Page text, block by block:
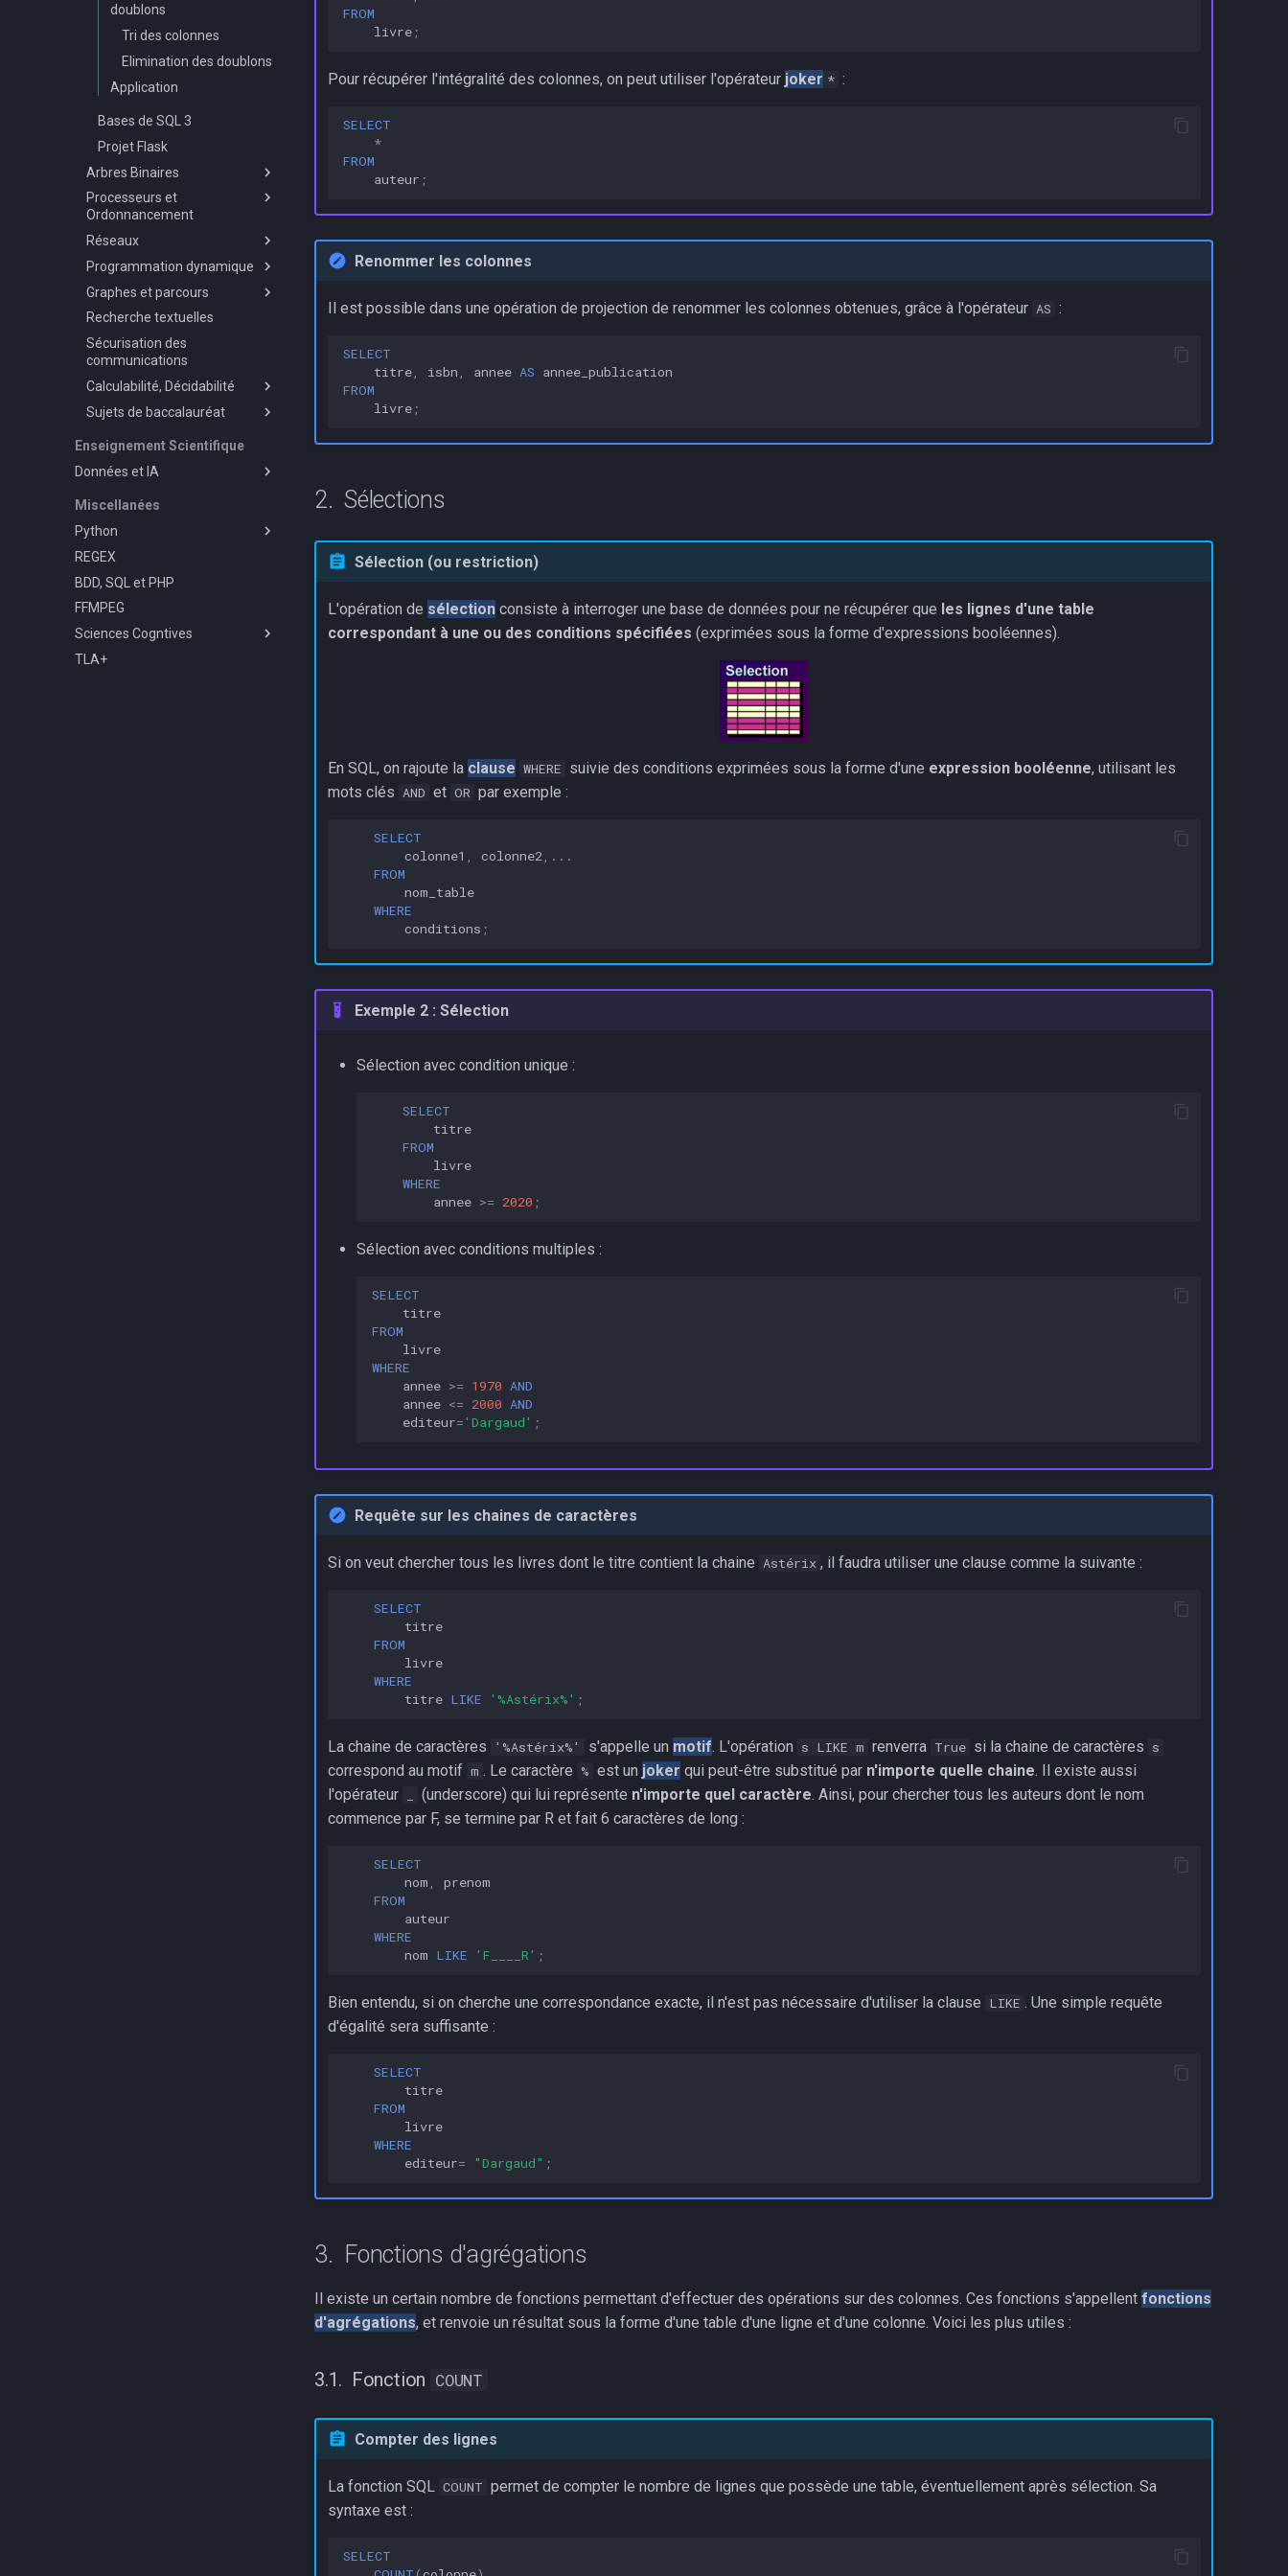
doublons
Tri des colonnes
Elimination des doublons
Application
Bases de SQL 3
Projet Flask
Arbres Binaires
Définition et propriétés des
arbres binaires
Arbres Binaires de
Implémentation des ABR
Equilibrage des ABR : les AVL
Processeurs et
Ordonnancement
Les SOCs
Système d'exploitation Linux
Gestion des Processus
Ordonnancement des
processus
Interblocage
Réseaux
Notion de routage
Protocoles RIP
Protocole OSPF
Programmation dynamique
Principes et exemples
Alignements de séquences
Graphes et parcours
Notion de Graphe
Les graphes en Python
Parcours de Graphes
Recherche textuelles
Sécurisation des
communications
Calculabilité, Décidabilité
Calculabilité
Décidabilité
Sujets de baccalauréat
Épreuves Écrites
2024 Métropole J1
Enseignement Scientifique
Données et IA
Histoire
Stockage des données : TP
TP Apprentissage Supervisé
Miscellanées
Python
Le langage
Manipulation des fichiers
textes
Flask
MkDocs
Commandes de base
Pyodide
Manim
Pygame
REGEX
BDD, SQL et PHP
FFMPEG
Sciences Cogntives
Mémorisation
TLA+
FROM
livre;
Pour récupérer l'intégralité des colonnes, on peut utiliser l'opérateur joker * :
SELECT
*
FROM
auteur ;
Renommer les colonnes
Il est possible dans une opération de projection de renommer les colonnes obtenues, grâce à l'opérateur AS :
SELECT
titre, isbn , annee AS annee_publication
FROM
livre;
Sélections
Sélection (ou restriction)
L'opération de sélectionconsiste à interroger une base de données pour ne récupérer que les lignes d'une table
correspondant à une ou des conditions spécifiées (exprimées sous la forme d'expressions booléennes).
En SQL, on rajoute la clause WHERE suivie des conditions exprimées sous la forme d'une expression booléenne, utilisant les
mots clés AND et OR par exemple :
SELECT
colonne1 , colonne2,...
FROM
nom_table
WHERE
conditions ;
Exemple 2 : Sélection
Sélection avec condition unique :
SELECT
titre
FROM
livre
WHERE
annee >= 2020 ;
Sélection avec conditions multiples :
SELECT
titre
FROM
livre
WHERE
annee >= 1970 AND
annee <= 2000 AND
editeur='Dargaud' ;
Requête sur les chaines de caractères
Si on veut chercher tous les livres dont le titre contient la chaine Astérix , il faudra utiliser une clause comme la suivante :
SELECT
titre
FROM
livre
WHERE
titre LIKE '%Astérix%' ;
La chaine de caractères '%Astérix%' s'appelle un motif . L'opération s LIKE m renverra True si la chaine de caractères s
correspond au motif m . Le caractère % est un joker qui peut-être substitué par n'importe quelle chaine . Il existe aussi
l'opérateur
(underscore) qui lui représente n'importe quel caractère . Ainsi, pour chercher tous les auteurs dont le nom
commence par F, se termine par R et fait 6 caractères de long :
SELECT
nom ,
prenom
FROM
auteur
WHERE
nom LIKE 'F____R' ;
Bien entendu, si on cherche une correspondance exacte, il n'est pas nécessaire d'utiliser la clause LIKE
. Une simple requête
d'égalité sera suffisante :
SELECT
titre
FROM
livre
WHERE
editeur= "Dargaud" ;
Fonctions d'agrégations
Il existe un certain nombre de fonctions permettant d'effectuer des opérations sur des colonnes. Ces fonctions s'appellent fonctions
d'agrégations, et renvoie un résultat sous la forme d'une table d'une ligne et d'une colonne. Voici les plus utiles :
Fonction COUNT
Compter des lignes
La fonction SQL COUNT permet de compter le nombre de lignes que possède une table, éventuellement après sélection. Sa
syntaxe est :
SELECT